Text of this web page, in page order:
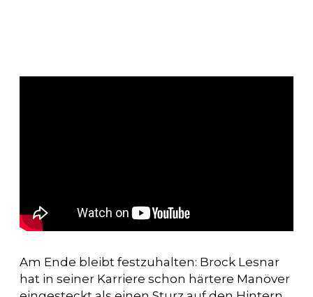
Am Ende bleibt festzuhalten: Brock Lesnar
hat in seiner Karriere schon härtere Manöver